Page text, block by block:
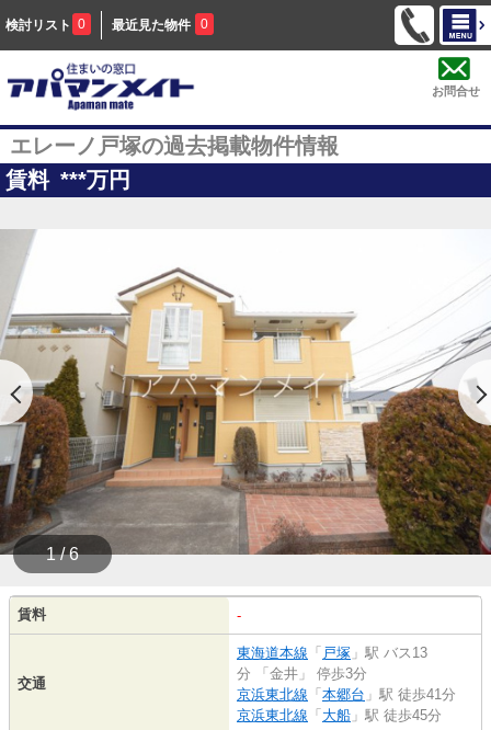
検討リスト 0 最近見た物件 0
お問合せ
エレーノ戸塚の過去掲載物件情報
賃料 ***万円
1 / 6
賃料 -
交通
東海道本線 「 戸塚 」駅 バス13
分 「金井」 停歩3分
京浜東北線 「 本郷台 」駅 徒歩41分
京浜東北線 「 大船 」駅 徒歩45分